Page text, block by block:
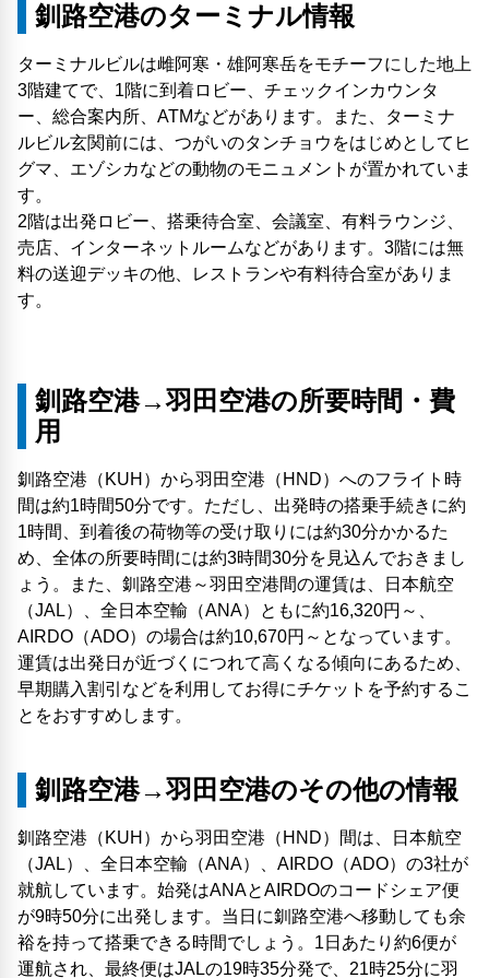
釧路空港のターミナル情報
ターミナルビルは雌阿寒・雄阿寒岳をモチーフにした地上
3階建てで、1階に到着ロビー、チェックインカウンタ
ー、総合案内所、ATMなどがあります。また、ターミナ
ルビル玄関前には、つがいのタンチョウをはじめとしてヒ
グマ、エゾシカなどの動物のモニュメントが置かれていま
す。
2階は出発ロビー、搭乗待合室、会議室、有料ラウンジ、
売店、インターネットルームなどがあります。3階には無
料の送迎デッキの他、レストランや有料待合室がありま
す。
釧路空港→羽田空港の所要時間・費
用
釧路空港（KUH）から羽田空港（HND）へのフライト時
間は約1時間50分です。ただし、出発時の搭乗手続きに約
1時間、到着後の荷物等の受け取りには約30分かかるた
め、全体の所要時間には約3時間30分を見込んでおきまし
ょう。また、釧路空港～羽田空港間の運賃は、日本航空
（JAL）、全日本空輸（ANA）ともに約16,320円～、
AIRDO（ADO）の場合は約10,670円～となっています。
運賃は出発日が近づくにつれて高くなる傾向にあるため、
早期購入割引などを利用してお得にチケットを予約するこ
とをおすすめします。
釧路空港→羽田空港のその他の情報
釧路空港（KUH）から羽田空港（HND）間は、日本航空
（JAL）、全日本空輸（ANA）、AIRDO（ADO）の3社が
就航しています。始発はANAとAIRDOのコードシェア便
が9時50分に出発します。当日に釧路空港へ移動しても余
裕を持って搭乗できる時間でしょう。1日あたり約6便が
運航され、最終便はJALの19時35分発で、21時25分に羽